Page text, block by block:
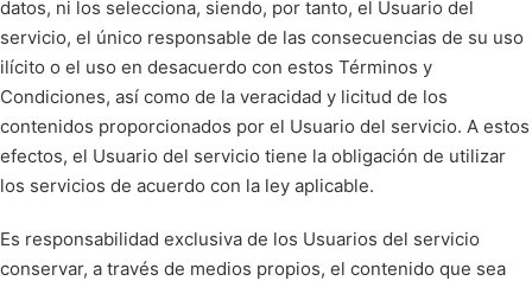
datos, ni los selecciona, siendo, por tanto, el Usuario del
servicio, el único responsable de las consecuencias de su uso
ilícito o el uso en desacuerdo con estos Términos y
Condiciones, así como de la veracidad y licitud de los
contenidos proporcionados por el Usuario del servicio. A estos
efectos, el Usuario del servicio tiene la obligación de utilizar
los servicios de acuerdo con la ley aplicable.
Es responsabilidad exclusiva de los Usuarios del servicio
conservar, a través de medios propios, el contenido que sea